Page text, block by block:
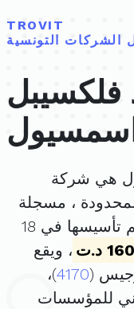
TROVIT
الشركات التونسية
هي شركة
، مسجلة
. تم تأسيسها في 18
د.ت
، ويقع
(
4170)،
للمؤسسات